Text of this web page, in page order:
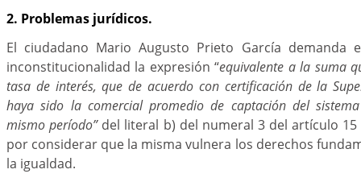
2. Problemas jurídicos.
El ciudadano Mario Augusto Prieto García demanda
inconstitucionalidad la expresión “equivalente a la suma
tasa de interés, que de acuerdo con certificación de la
haya sido la comercial promedio de captación del
mismo período”del literal b) del numeral 3 del artículo 15
por considerar que la misma vulnera los derechos
la igualdad.